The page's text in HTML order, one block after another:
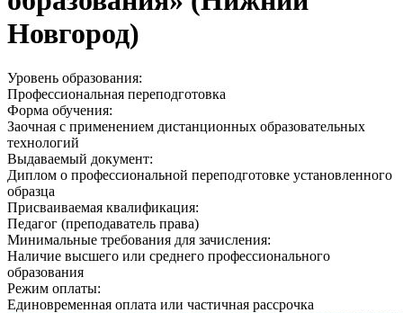
Новгород)
Уровень образования:
Профессиональная переподготовка
Форма обучения:
Заочная с применением дистанционных образовательных
технологий
Выдаваемый документ:
Диплом о профессиональной переподготовке установленного
образца
Присваиваемая квалификация:
Педагог (преподаватель права)
Минимальные требования для зачисления:
Наличие высшего или среднего профессионального
образования
Режим оплаты:
Единовременная оплата или частичная рассрочка